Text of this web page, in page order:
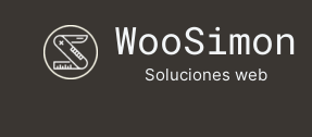
contenido
WooSimon
Soluciones web